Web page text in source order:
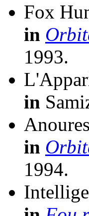
Fox
in
1993.
in
Anoures
in
1994.